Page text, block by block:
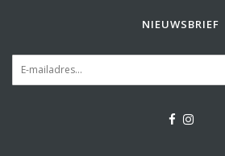
NIEUWSBRIEF